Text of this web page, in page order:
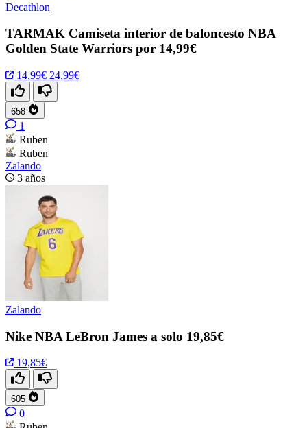
Decathlon
TARMAK Camiseta interior de baloncesto NBA
Golden State Warriors por 14,99€
14,99€ 24,99€
658
1
Ruben
Ruben
Zalando
3 años
Zalando
Nike NBA LeBron James a solo 19,85€
19,85€
605
0